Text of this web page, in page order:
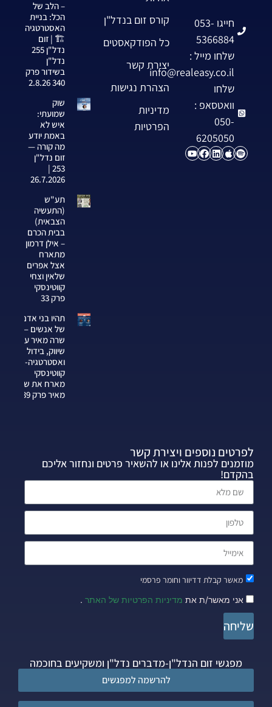
חייגו 053-
5366884
שלחו מייל :
info@realeasy.co.il
שלחו
וואטסאפ :
050-
6205050
קורס זום בנדל"ן
כל הפודקאסטים
יצירת קשר
הצהרת נגישות
מדיניות
הפרטיות
– הלב של
הכל: בניית
האסטרטגיה
🏗️ | זום
נדל"ן 255
נדל"ן
בשידור פרק
340 2.8.26
שוק
שמועתי:
איש לא
באמת יודע
מה קורה —
זום נדל"ן
253 |
26.7.2026
תע"ש
(התעשיה
הצבאית)
בבית הכרם
– אילן דרמון
מתארח
אצל אפרים
שלאין וצחי
קווטינסקי
פרק 33
תהיו בני אדם
של אנשים —
שרה מאיר על
שיווק, בידול
ואסטרטגיה-צחי
קווטינסקי
מארח את שרה
מאיר פרק 339
לפרטים נוספים ויצירת קשר
מוזמנים לפנות אלינו או להשאיר פרטים ונחזור אליכם
בהקדם!
מאשר קבלת דדיוור וחומר פרסמי
אני מאשר/ת את מדיניות הפרטיות של האתר .
שליחה
מפגשי זום הנדל"ן-מדברים נדל"ן ומשקיעים בחוכמה
להרשמה למפגשים